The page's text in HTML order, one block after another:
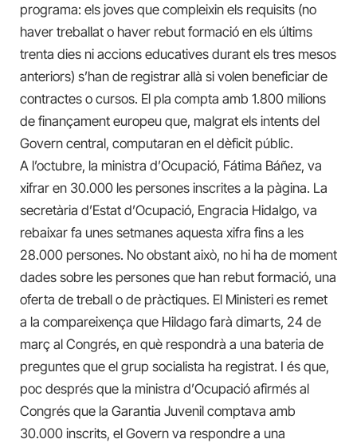
programa: els joves que compleixin els requisits (no
haver treballat o haver rebut formació en els últims
trenta dies ni accions educatives durant els tres mesos
anteriors) s’han de registrar allà si volen beneficiar de
contractes o cursos. El pla compta amb 1.800 milions
de finançament europeu que, malgrat els intents del
Govern central, computaran en el dèficit públic.
A l’octubre, la ministra d’Ocupació, Fátima Báñez, va
xifrar en 30.000 les persones inscrites a la pàgina. La
secretària d’Estat d’Ocupació, Engracia Hidalgo, va
rebaixar fa unes setmanes aquesta xifra fins a les
28.000 persones. No obstant això, no hi ha de moment
dades sobre les persones que han rebut formació, una
oferta de treball o de pràctiques. El Ministeri es remet
a la compareixença que Hildago farà dimarts, 24 de
març al Congrés, en què respondrà a una bateria de
preguntes que el grup socialista ha registrat. I és que,
poc després que la ministra d’Ocupació afirmés al
Congrés que la Garantia Juvenil comptava amb
30.000 inscrits, el Govern va respondre a una